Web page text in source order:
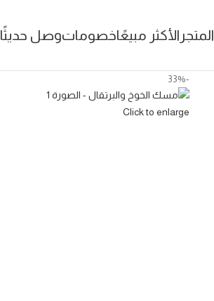
المتجر الأكثر مبيعًاخصوماتوصل حديثًا
-33%
Click to enlarge